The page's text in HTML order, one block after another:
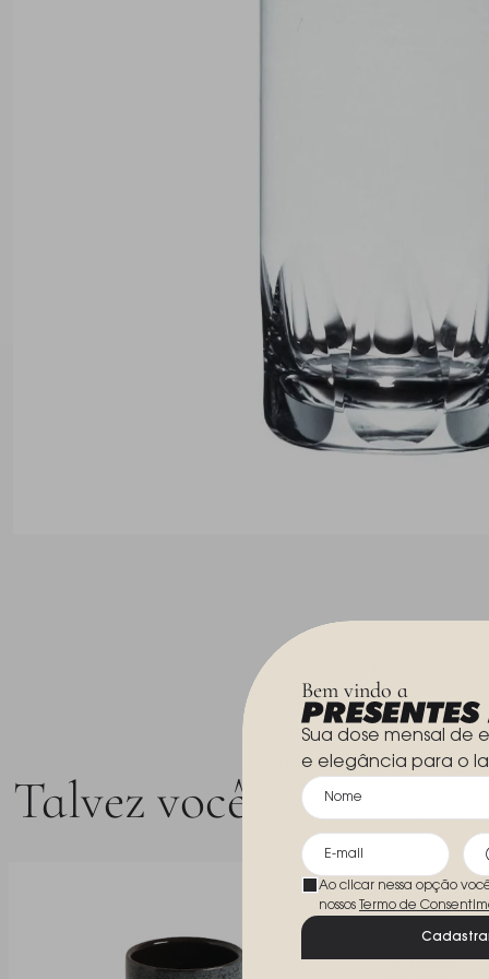
Bem vindo a
Sua dose mensal de
e elegância para o
Ao clicar nessa opção
nossos Termo de
Talvez você goste